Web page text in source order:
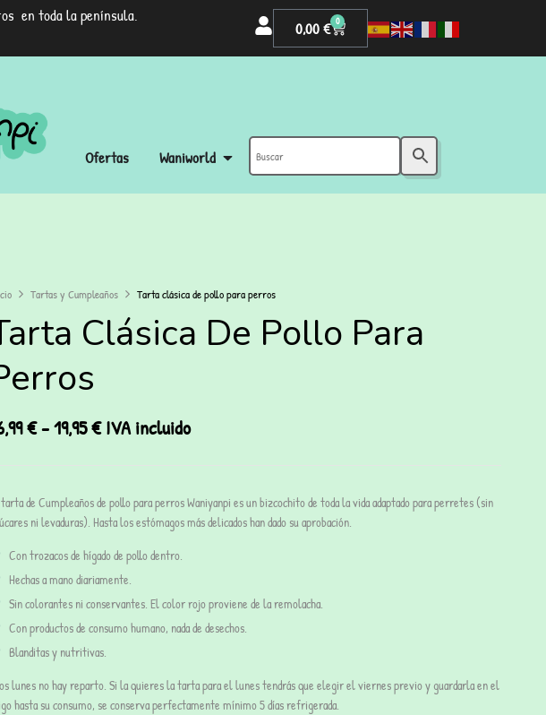
en toda la península.
0,00€ 0
Ofertas Waniworld
Tartas y Cumpleaños Tarta clásica de pollo para perros
Clásica De Pollo Para
€-19,95€IVA incluido
tarta de Cumpleaños de pollo para perrosWaniyanpi es un bizcochito de toda la vida adaptado para perretes (sin
ni levaduras). Hasta los estómagos más delicados han dado su aprobación.
Con trozacos de hígado de pollo dentro.
Hechas a mano diariamente.
Sin colorantes ni conservantes. El color rojo proviene de la remolacha.
Con productos de consumo humano, nada de desechos.
Blanditas y nutritivas.
lunes no hay reparto. Si la quieres la tarta para el lunes tendrás que elegir el viernes previo y guardarla en el
hasta su consumo, se conserva perfectamente mínimo 5 días refrigerada.